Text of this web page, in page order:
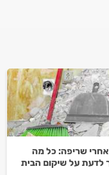
אחרי שריפה: כל מה
לדעת על שיקום הבית